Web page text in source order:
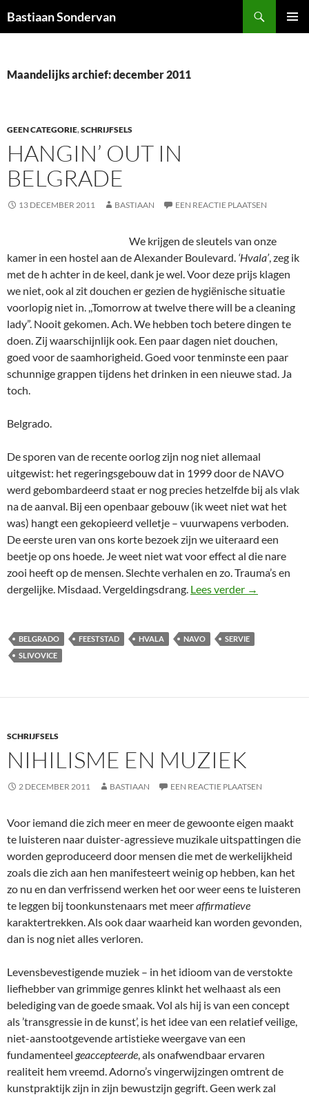
naar
Bastiaan Sondervan
Maandelijks archief: december 2011
GEEN CATEGORIE,SCHRIJFSELS
HANGIN’ OUT IN
BELGRADE
13 DECEMBER 2011 BASTIAAN EEN REACTIE PLAATSEN
We krijgen de sleutels van onze
kamer in een hostel aan de Alexander Boulevard. ‘Hvala’, zeg ik
met de h achter in de keel, dank je wel. Voor deze prijs klagen
we niet, ook al zit douchen er gezien de hygiënische situatie
voorlopig niet in. ,,Tomorrow at twelve there will be a cleaning
lady”. Nooit gekomen. Ach. We hebben toch betere dingen te
doen. Zij waarschijnlijk ook. Een paar dagen niet douchen,
goed voor de saamhorigheid. Goed voor tenminste een paar
schunnige grappen tijdens het drinken in een nieuwe stad. Ja
toch.
Belgrado.
De sporen van de recente oorlog zijn nog niet allemaal
uitgewist: het regeringsgebouw dat in 1999 door de NAVO
werd gebombardeerd staat er nog precies hetzelfde bij als vlak
na de aanval. Bij een openbaar gebouw (ik weet niet wat het
was) hangt een gekopieerd velletje – vuurwapens verboden.
De eerste uren van ons korte bezoek zijn we uiteraard een
beetje op ons hoede. Je weet niet wat voor effect al die nare
zooi heeft op de mensen. Slechte verhalen en zo. Trauma’s en
dergelijke. Misdaad. Vergeldingsdrang. Lees verder Hangin’ out
→
BELGRADO FEESTSTAD HVALA NAVO
SERVIE
SLIVOVICE
SCHRIJFSELS
NIHILISME EN MUZIEK
2 DECEMBER 2011 BASTIAAN EEN REACTIE PLAATSEN
Voor iemand die zich meer en meer de gewoonte eigen maakt
te luisteren naar duister-agressieve muzikale uitspattingen die
worden geproduceerd door mensen die met de werkelijkheid
zoals die zich aan hen manifesteert weinig op hebben, kan het
zo nu en dan verfrissend werken het oor weer eens te luisteren
te leggen bij toonkunstenaars met meeraffirmatieve
karaktertrekken. Als ook daar waarheid kan worden gevonden,
dan is nog niet alles verloren.
Levensbevestigende muziek – in het idioom van de verstokte
liefhebber van grimmige genres klinkt het welhaast als een
belediging van de goede smaak. Vol als hij is van een concept
als ’transgressie in de kunst’, is het idee van een relatief veilige,
niet-aanstootgevende artistieke weergave van een
fundamenteel geaccepteerde, als onafwendbaar ervaren
realiteit hem vreemd. Adorno’s vingerwijzingen omtrent de
kunstpraktijk zijn in zijn bewustzijn gegrift. Geen werk zal